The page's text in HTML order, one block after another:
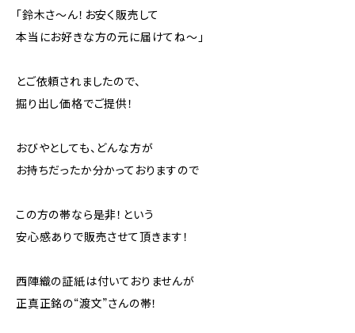
「鈴木さ～ん！お安く販売して
本当にお好きな方の元に届けてね～」
とご依頼されましたので、
掘り出し価格でご提供！
おびやとしても、どんな方が
お持ちだったか分かっておりますので
この方の帯なら是非！という
安心感ありで販売させて頂きます！
西陣織の証紙は付いておりませんが
正真正銘の“渡文”さんの帯！